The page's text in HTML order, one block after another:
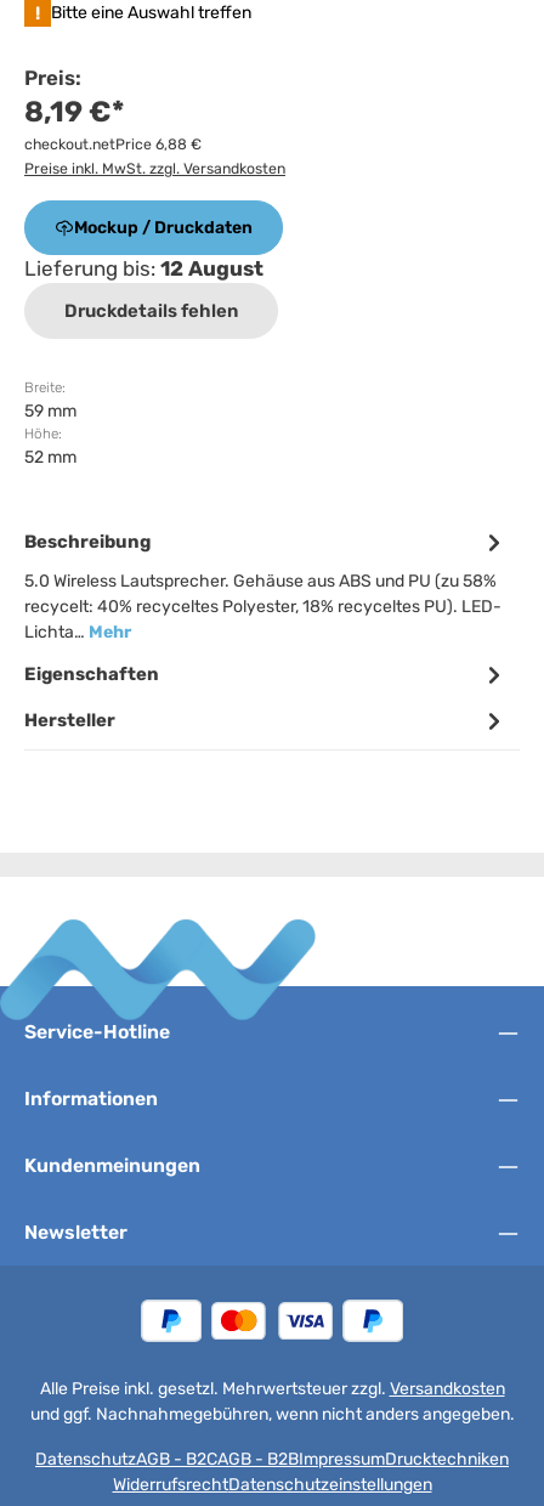
! Bitte eine Auswahl treffen
Preis:
8,19 €*
checkout.netPrice 6,88 €
Preise inkl. MwSt. zzgl. Versandkosten
Mockup / Druckdaten
Lieferung bis: 12 August
Druckdetails fehlen
Breite:
59 mm
Höhe:
52 mm
Beschreibung
5.0 Wireless Lautsprecher. Gehäuse aus ABS und PU (zu 58%
recycelt: 40% recyceltes Polyester, 18% recyceltes PU). LED-
Lichta… Mehr
Eigenschaften
Hersteller
Service-Hotline
Informationen
Kundenmeinungen
Newsletter
Alle Preise inkl. gesetzl. Mehrwertsteuer zzgl. Versandkosten
und ggf. Nachnahmegebühren, wenn nicht anders angegeben.
DatenschutzAGB - B2CAGB - B2BImpressumDrucktechniken
WiderrufsrechtDatenschutzeinstellungen